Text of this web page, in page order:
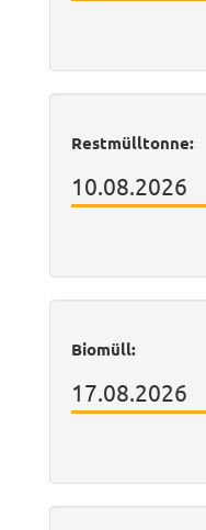
Restmülltonne:
10.08.2026
Biomüll:
17.08.2026